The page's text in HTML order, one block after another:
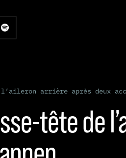
arrière après deux
tête de